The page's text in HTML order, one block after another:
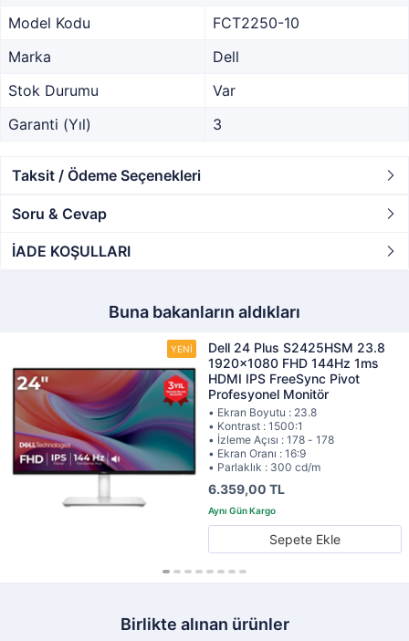
Model Kodu
FCT2250-10
Marka
Dell
Stok Durumu
Var
Garanti (Yıl)
3
Taksit / Ödeme Seçenekleri
Soru & Cevap
İADE KOŞULLARI
Buna bakanların aldıkları
Dell 24 Plus S2425HSM 23.8
1920x1080 FHD 144Hz 1ms
HDMI IPS FreeSync Pivot
Profesyonel Monitör
• Ekran Boyutu : 23.8
• Kontrast : 1500:1
• İzleme Açısı : 178 - 178
• Ekran Oranı : 16:9
• Parlaklık : 300 cd/m
6.359,00 TL
Sepete Ekle
Birlikte alınan ürünler